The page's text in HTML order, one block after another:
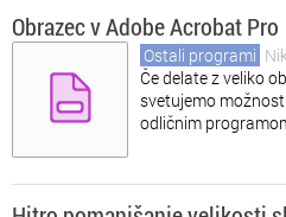
Obrazec v Adobe Acrobat Pro
Ostali programi
Če delate z veliko
svetujemo
odličnim